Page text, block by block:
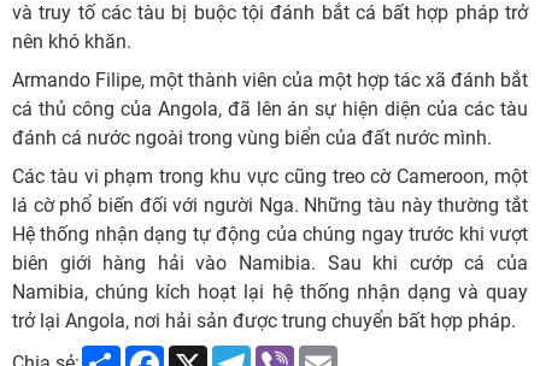
và truy tố các tàu bị buộc tội đánh bắt cá bất hợp pháp trở
nên khó khăn.
Armando Filipe, một thành viên của một hợp tác xã đánh bắt
cá thủ công của Angola, đã lên án sự hiện diện của các tàu
đánh cá nước ngoài trong vùng biển của đất nước mình.
Các tàu vi phạm trong khu vực cũng treo cờ Cameroon, một
lá cờ phổ biến đối với người Nga. Những tàu này thường tắt
Hệ thống nhận dạng tự động của chúng ngay trước khi vượt
biên giới hàng hải vào Namibia. Sau khi cướp cá của
Namibia, chúng kích hoạt lại hệ thống nhận dạng và quay
trở lại Angola, nơi hải sản được trung chuyển bất hợp pháp.
Share Facebook
X Telegram
Viber